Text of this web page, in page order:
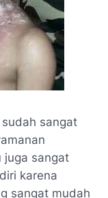
sangat
juga sangat
karena
sangat mudah